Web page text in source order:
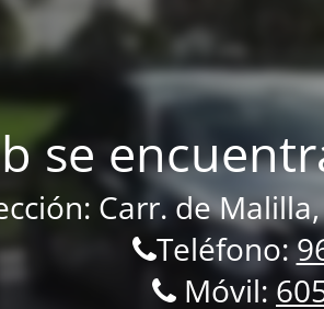
se
Carr.de
Teléfono:
Móvil: